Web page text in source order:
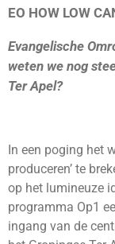
EO HOW LOW
Evangelische
weten we nog
Ter Apel?
In een poging het
produceren’ te
op het lumineuze
programma Op1
ingang van de